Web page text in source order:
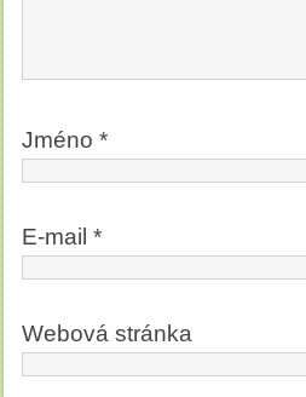
Jméno *
E-mail *
Webová stránka